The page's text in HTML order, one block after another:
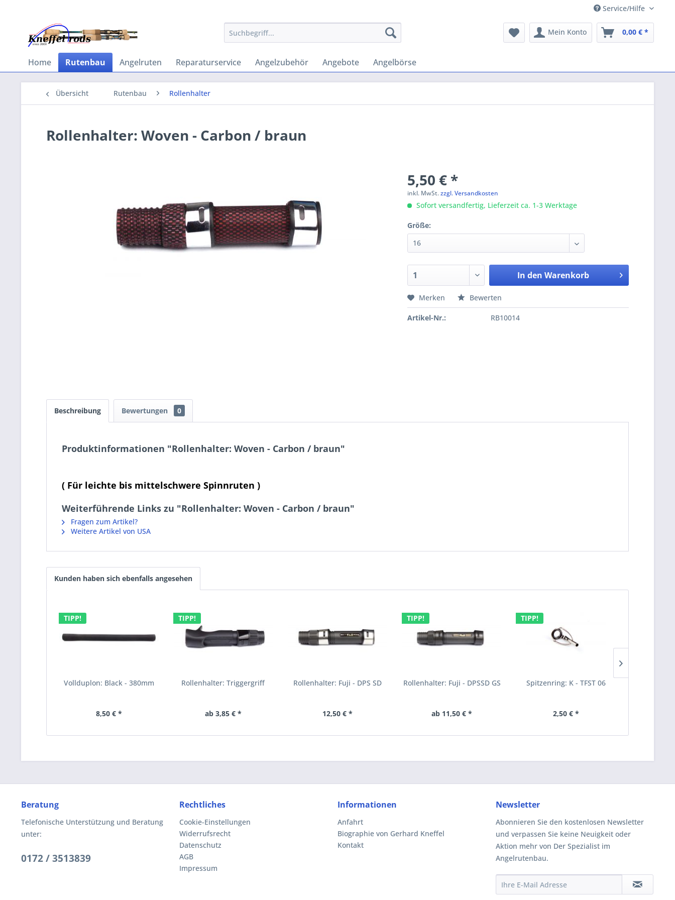
Service/Hilfe
Mein Konto 0,00 € *
Home Rutenbau Angelruten Reparaturservice Angelzubehör Angebote Angelbörse
Übersicht Rutenbau Rollenhalter
Rollenhalter: Woven - Carbon / braun
5,50 € *
inkl. MwSt.zzgl. Versandkosten
Sofort versandfertig, Lieferzeit ca. 1-3 Werktage
Größe:
In den Warenkorb
Merken Bewerten
Artikel-Nr.: RB10014
Beschreibung Bewertungen 0
Produktinformationen "Rollenhalter: Woven - Carbon / braun"
( Für leichte bis mittelschwere Spinnruten )
Weiterführende Links zu "Rollenhalter: Woven - Carbon / braun"
Fragen zum Artikel?
Weitere Artikel von USA
Kunden haben sich ebenfalls angesehen
TIPP!
Vollduplon: Black - 380mm
8,50 € *
TIPP!
Rollenhalter: Triggergriff
ab 3,85 € *
Rollenhalter: Fuji - DPS SD
12,50 € *
TIPP!
Rollenhalter: Fuji - DPSSD GS
ab 11,50 € *
TIPP!
Spitzenring: K - TFST 06
2,50 € *
Beratung
Telefonische Unterstützung und Beratung
unter:
0172 / 3513839
Rechtliches
Cookie-Einstellungen
Widerrufsrecht
Datenschutz
AGB
Impressum
Informationen
Anfahrt
Biographie von Gerhard Kneffel
Kontakt
Newsletter
Abonnieren Sie den kostenlosen Newsletter
und verpassen Sie keine Neuigkeit oder
Aktion mehr von Der Spezialist im
Angelrutenbau.